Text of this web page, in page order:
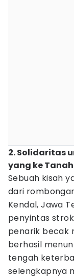
2. Solidaritas
yang ke Tanah
Sebuah kisah
dari
Kendal, Jawa
penyintas
penarik becak
berhasil
tengah
selengkapnya